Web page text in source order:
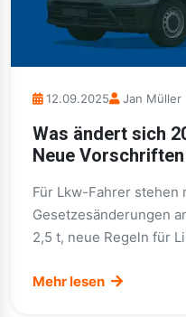
12.09.2025 Jan Müller
Was ändert sich
Neue
Für Lkw-Fahrer stehen
Gesetzesänderungen
2,5 t, neue Regeln für
Mehr lesen